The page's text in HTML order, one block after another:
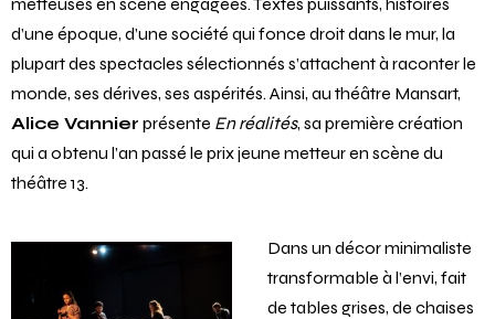
d’une époque, d’une société qui fonce droit dans le mur, la
plupart des spectacles sélectionnés s’attachent à raconter le
monde, ses dérives, ses aspérités. Ainsi, au théâtre Mansart,
Alice Vannier présente En réalités, sa première création
qui a obtenu l’an passé le prix jeune metteur en scène du
théâtre 13.
Dans un décor minimaliste
transformable à l’envi, fait
de tables grises, de chaises